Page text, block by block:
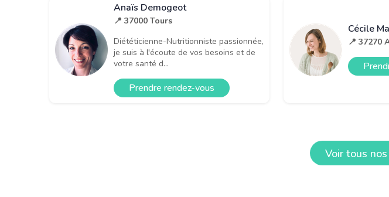
Anaïs Demogeot
📍 37000 Tours
Diététicienne-Nutritionniste passionnée,
je suis à l'écoute de vos besoins et de
votre santé d...
Prendre rendez-vous
Cécile
📍 37270
Voir tous nos